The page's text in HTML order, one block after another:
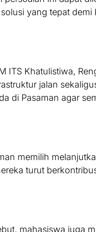
yang tepat demi
ITS Khatulistiwa,
jalan
di Pasaman agar
memilih
turut
mahasiswa juga